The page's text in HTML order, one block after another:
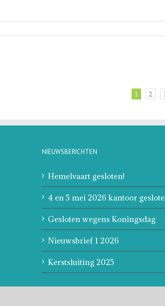
1 2
NIEUWSBERICHTEN
Hemelvaart gesloten!
4 en 5 mei 2026 kantoor
Gesloten wegens Koningsdag
Nieuwsbrief 1 2026
Kerstsluiting 2025